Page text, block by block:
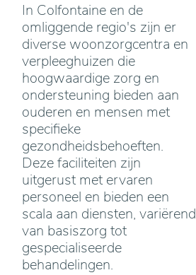
In Colfontaine en de
omliggende regio's zijn er
diverse woonzorgcentra en
verpleeghuizen die
hoogwaardige zorg en
ondersteuning bieden aan
ouderen en mensen met
specifieke
gezondheidsbehoeften.
Deze faciliteiten zijn
uitgerust met ervaren
personeel en bieden een
scala aan diensten, variërend
van basiszorg tot
gespecialiseerde
behandelingen.